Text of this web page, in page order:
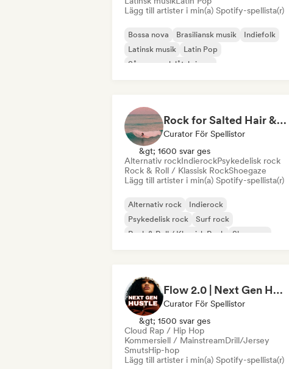
Lägg till artister i min(a) Spotify-spellista(r)
Bossa nova Brasiliansk musik
Indiefolk
Latinsk musik
Latin Pop
Sångare och låtskrivare
Rock for Salted Hair & Sandy Toes
Curator För Spellistor
&gt; 1600 svar ges
Alternativ rockIndierockPsykedelisk rock
Rock & Roll / Klassisk RockShoegaze
Lägg till artister i min(a) Spotify-spellista(r)
Alternativ rock
Indierock
Psykedelisk rock
Surf rock
Rock & Roll / Klassisk Rock
Shoegaze
Flow 2.0 | Next Gen Hustle
Curator För Spellistor
&gt; 1500 svar ges
Cloud Rap / Hip Hop
Kommersiell / MainstreamDrill/Jersey
SmutsHip-hop
Lägg till artister i min(a) Spotify-spellista(r)